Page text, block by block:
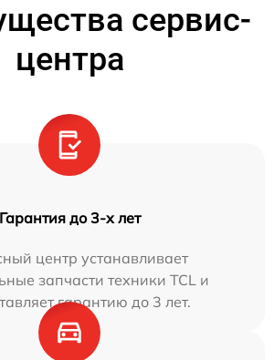
сервис-
центра
Гарантия до 3-х лет
центр устанавливает
запчасти техники TCL и
гарантию до 3 лет.